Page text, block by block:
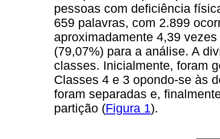
pessoas com deficiência
659 palavras, com 2.899
aproximadamente 4,39
(79,07%) para a análise. A
classes. Inicialmente, foram
Classes 4 e 3 opondo-se às
foram separadas e,
partição (Figura 1).